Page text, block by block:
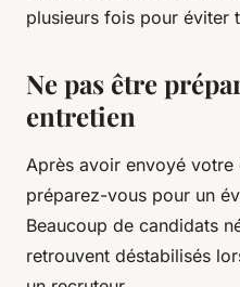
plusieurs fois pour éviter
Ne pas être
entretien
Après avoir envoyé votre
préparez-vous pour un
Beaucoup de candidats
retrouvent déstabilisés